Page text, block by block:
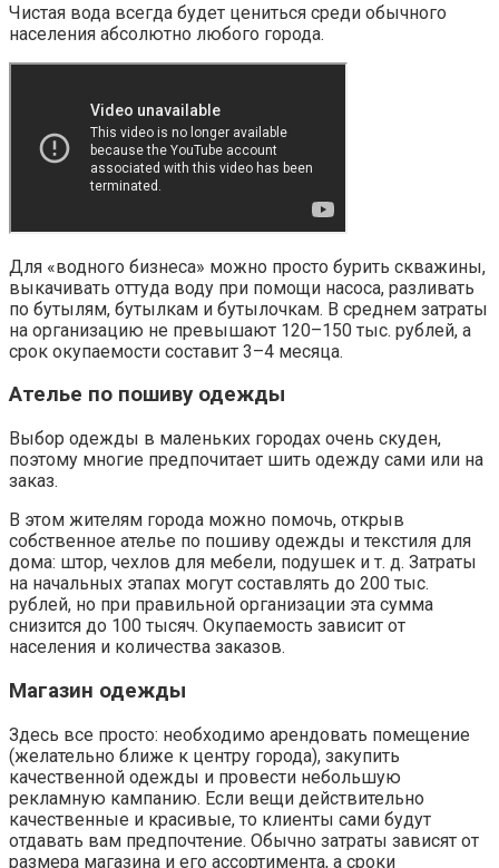
Чистая вода всегда будет цениться среди обычного
населения абсолютно любого города.
Для «водного бизнеса» можно просто бурить скважины,
выкачивать оттуда воду при помощи насоса, разливать
по бутылям, бутылкам и бутылочкам. В среднем затраты
на организацию не превышают 120–150 тыс. рублей, а
срок окупаемости составит 3–4 месяца.
Ателье по пошиву одежды
Выбор одежды в маленьких городах очень скуден,
поэтому многие предпочитает шить одежду сами или на
заказ.
В этом жителям города можно помочь, открыв
собственное ателье по пошиву одежды и текстиля для
дома: штор, чехлов для мебели, подушек и т. д. Затраты
на начальных этапах могут составлять до 200 тыс.
рублей, но при правильной организации эта сумма
снизится до 100 тысяч. Окупаемость зависит от
населения и количества заказов.
Магазин одежды
Здесь все просто: необходимо арендовать помещение
(желательно ближе к центру города), закупить
качественной одежды и провести небольшую
рекламную кампанию. Если вещи действительно
качественные и красивые, то клиенты сами будут
отдавать вам предпочтение. Обычно затраты зависят от
размера магазина и его ассортимента, а сроки